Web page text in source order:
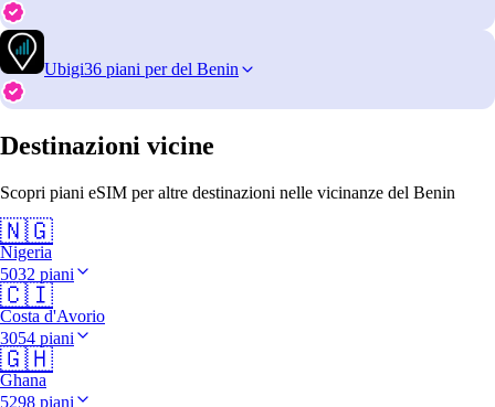
Ubigi36 piani per del Benin
Destinazioni vicine
Scopri piani eSIM per altre destinazioni nelle vicinanze del Benin
🇳🇬
Nigeria
5032 piani
🇨🇮
Costa d'Avorio
3054 piani
🇬🇭
Ghana
5298 piani